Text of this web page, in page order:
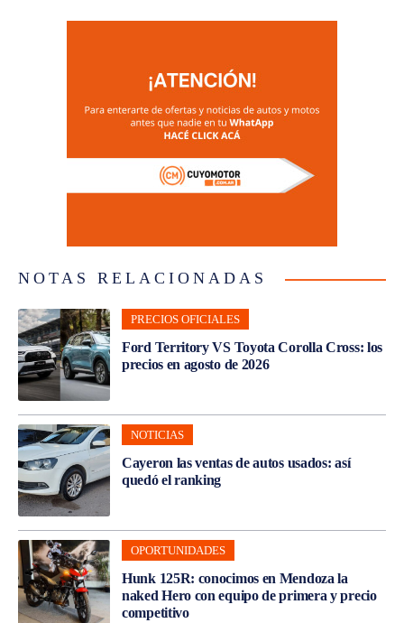
NOTAS RELACIONADAS
PRECIOS OFICIALES
Ford Territory VS Toyota Corolla Cross: los
precios en agosto de 2026
NOTICIAS
Cayeron las ventas de autos usados: así
quedó el ranking
OPORTUNIDADES
Hunk 125R: conocimos en Mendoza la
naked Hero con equipo de primera y precio
competitivo